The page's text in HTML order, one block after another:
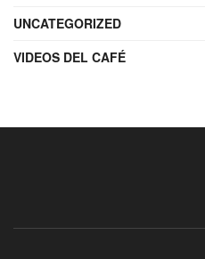
UNCATEGORIZED
VIDEOS DEL CAFÉ